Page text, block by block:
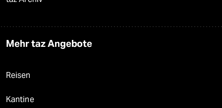
Mehr taz Angebote
Reisen
Kantine